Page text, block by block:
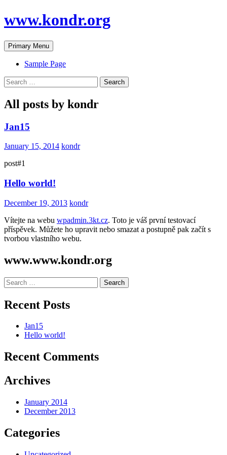
to
www.kondr.org
Search
Primary Menu
Sample Page
Search
for:
All posts by kondr
Jan15
January 15, 2014 kondr
post#1
Hello world!
December 19, 2013 kondr
Vítejte na webu wpadmin.3kt.cz. Toto je váš první testovací
příspěvek. Můžete ho upravit nebo smazat a postupně pak začít s
tvorbou vlastního webu.
www.www.kondr.org
Search
for:
Recent Posts
Jan15
Hello world!
Recent Comments
Archives
January 2014
December 2013
Categories